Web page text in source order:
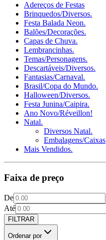
Adereços de Festas
Brinquedos/Diversos.
Festa Balada Neon.
Balões/Decorações.
Capas de Chuva.
Lembrancinhas.
Temas/Personagens.
Descartáveis/Diversos.
Fantasias/Carnaval.
Brasil/Copa do Mundo.
Halloween/Diversos.
Festa Junina/Caipira.
Ano Novo/Réveillon!
Natal.
Diversos Natal.
Embalagens/Caixas
Mais Vendidos.
Faixa de preço
De
Até
FILTRAR
Ordenar por